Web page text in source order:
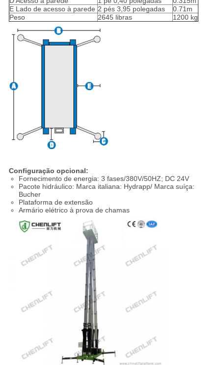
E Lado de acesso à parede 2 pés 3,95 polegadas
0.71m
Peso
2645 libras 1200 kg
Configuração opcional:
Fornecimento de energia: 3 fases/380V/50HZ; DC 24V
Pacote hidráulico: Marca italiana: Hydrapp/ Marca suíça:
Bucher
Plataforma de extensão
Armário elétrico à prova de chamas